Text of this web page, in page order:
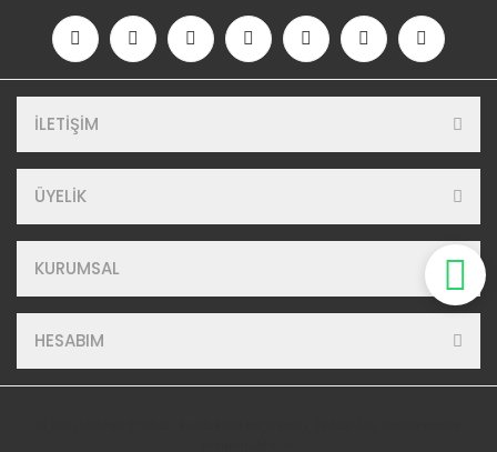
İLETİŞİM
ÜYELİK
KURUMSAL
HESABIM